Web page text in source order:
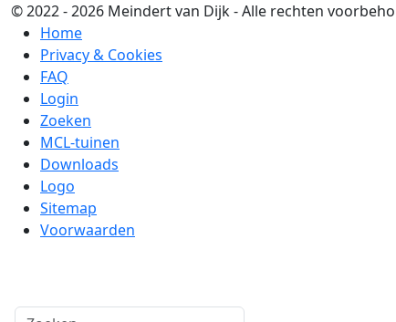
© 2022 - 2026 Meindert van Dijk - Alle rechten
Home
Privacy & Cookies
FAQ
Login
Zoeken
MCL-tuinen
Downloads
Logo
Sitemap
Voorwaarden